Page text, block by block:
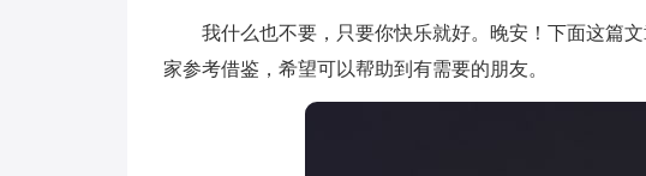
我什么也不要，只要你快乐就好。晚安！下面这篇文
家参考借鉴，希望可以帮助到有需要的朋友。